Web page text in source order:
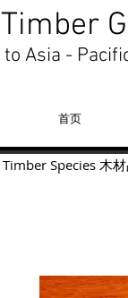
Timber
to Asia -
首页
Timber Species 木